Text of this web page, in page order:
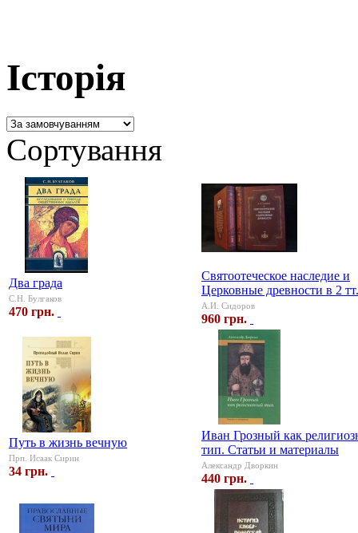
Історія
Сортування
Два града
С.Н. Булгаков
470 грн.
Святоотеческое наследие и
Церковные древности в 2 тт.
А.И. Сидоров
960 грн.
Путь в жизнь вечную
Прп. Исаак Сирин
34 грн.
Иван Грозный как
тип. Статьи и материалы
Александр Дворкин
440 грн.